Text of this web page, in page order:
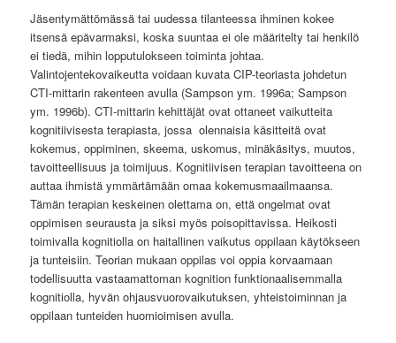
Jäsentymättömässä tai uudessa tilanteessa ihminen kokee
itsensä epävarmaksi, koska suuntaa ei ole määritelty tai henkilö
ei tiedä, mihin lopputulokseen toiminta johtaa.
Valintojentekovaikeutta voidaan kuvata CIP-teoriasta johdetun
CTI-mittarin rakenteen avulla (Sampson ym. 1996a; Sampson
ym. 1996b). CTI-mittarin kehittäjät ovat ottaneet vaikutteita
kognitiivisesta terapiasta, jossa olennaisia käsitteitä ovat
kokemus, oppiminen, skeema, uskomus, minäkäsitys, muutos,
tavoitteellisuus ja toimijuus. Kognitiivisen terapian tavoitteena on
auttaa ihmistä ymmärtämään omaa kokemusmaailmaansa.
Tämän terapian keskeinen olettama on, että ongelmat ovat
oppimisen seurausta ja siksi myös poisopittavissa. Heikosti
toimivalla kognitiolla on haitallinen vaikutus oppilaan käytökseen
ja tunteisiin. Teorian mukaan oppilas voi oppia korvaamaan
todellisuutta vastaamattoman kognition funktionaalisemmalla
kognitiolla, hyvän ohjausvuorovaikutuksen, yhteistoiminnan ja
oppilaan tunteiden huomioimisen avulla.